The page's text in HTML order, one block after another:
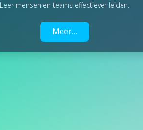
Leer mensen en teams effectiever leiden.
Meer…